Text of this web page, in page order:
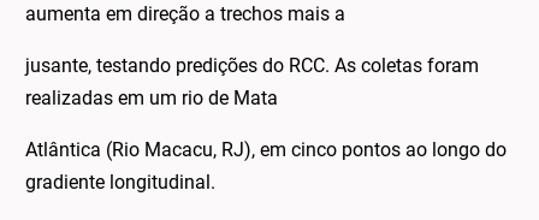
aumenta em direção a trechos mais a
jusante, testando predições do RCC. As coletas foram
realizadas em um rio de Mata
Atlântica (Rio Macacu, RJ), em cinco pontos ao longo do
gradiente longitudinal.